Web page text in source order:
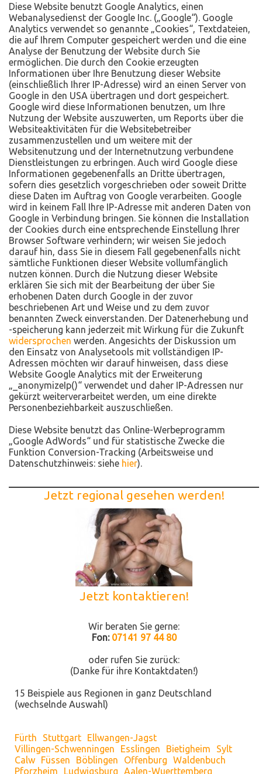
Diese Website benutzt Google Analytics, einen
Webanalysedienst der Google Inc. („Google“). Google
Analytics verwendet so genannte „Cookies“, Textdateien,
die auf Ihrem Computer gespeichert werden und die eine
Analyse der Benutzung der Website durch Sie
ermöglichen. Die durch den Cookie erzeugten
Informationen über Ihre Benutzung dieser Website
(einschließlich Ihrer IP-Adresse) wird an einen Server von
Google in den USA übertragen und dort gespeichert.
Google wird diese Informationen benutzen, um Ihre
Nutzung der Website auszuwerten, um Reports über die
Websiteaktivitäten für die Websitebetreiber
zusammenzustellen und um weitere mit der
Websitenutzung und der Internetnutzung verbundene
Dienstleistungen zu erbringen. Auch wird Google diese
Informationen gegebenenfalls an Dritte übertragen,
sofern dies gesetzlich vorgeschrieben oder soweit Dritte
diese Daten im Auftrag von Google verarbeiten. Google
wird in keinem Fall Ihre IP-Adresse mit anderen Daten von
Google in Verbindung bringen. Sie können die Installation
der Cookies durch eine entsprechende Einstellung Ihrer
Browser Software verhindern; wir weisen Sie jedoch
darauf hin, dass Sie in diesem Fall gegebenenfalls nicht
sämtliche Funktionen dieser Website vollumfänglich
nutzen können. Durch die Nutzung dieser Website
erklären Sie sich mit der Bearbeitung der über Sie
erhobenen Daten durch Google in der zuvor
beschriebenen Art und Weise und zu dem zuvor
benannten Zweck einverstanden. Der Datenerhebung und
-speicherung kann jederzeit mit Wirkung für die Zukunft
widersprochen werden. Angesichts der Diskussion um
den Einsatz von Analysetools mit vollständigen IP-
Adressen möchten wir darauf hinweisen, dass diese
Website Google Analytics mit der Erweiterung
„_anonymizeIp()“ verwendet und daher IP-Adressen nur
gekürzt weiterverarbeitet werden, um eine direkte
Personenbeziehbarkeit auszuschließen.
Diese Website benutzt das Online-Werbeprogramm
„Google AdWords“ und für statistische Zwecke die
Funktion Conversion-Tracking (Arbeitsweise und
Datenschutzhinweis: siehe hier).
Jetzt regional gesehen werden!
Jetzt kontaktieren!
Wir beraten Sie gerne:
Fon: 07141 97 44 80
oder rufen Sie zurück:
(Danke für ihre Kontaktdaten!)
15 Beispiele aus Regionen in ganz Deutschland
(wechselnde Auswahl)
Fürth Stuttgart
Ellwangen-Jagst
Villingen-Schwenningen
Esslingen Bietigheim
Sylt
Calw
Füssen Böblingen Offenburg
Waldenbuch
Pforzheim
Ludwigsburg Aalen-Wuerttemberg